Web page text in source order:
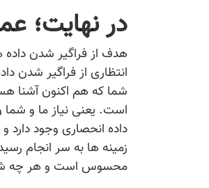
در نهایت؛
هدف از فراگیر شدن
انتظاری از فراگیر شدن
شما که هم اکنون آشنا
است. یعنی نیاز ما و
داده انحصاری وجود
زمینه ها به سر انجام
محسوس است و هر چه شدت